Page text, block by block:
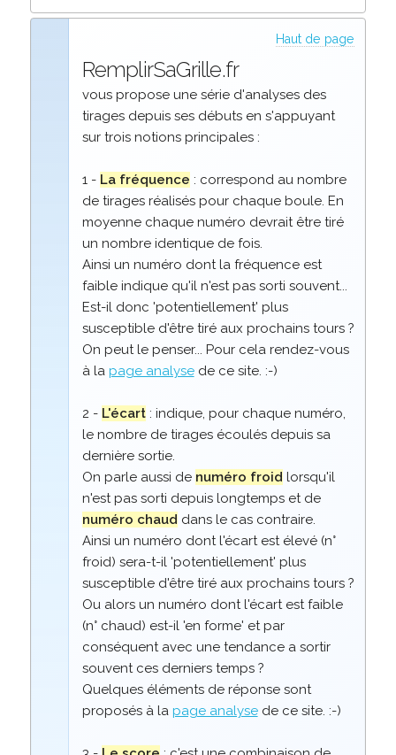
Haut de page
RemplirSaGrille.fr
vous propose une série d'analyses des
tirages depuis ses débuts en s'appuyant
sur trois notions principales :
1 - La fréquence : correspond au nombre
de tirages réalisés pour chaque boule. En
moyenne chaque numéro devrait être tiré
un nombre identique de fois.
Ainsi un numéro dont la fréquence est
faible indique qu'il n'est pas sorti souvent...
Est-il donc 'potentiellement' plus
susceptible d'être tiré aux prochains tours ?
On peut le penser... Pour cela rendez-vous
à la page analysede ce site. :-)
2 - L'écart: indique, pour chaque numéro,
le nombre de tirages écoulés depuis sa
dernière sortie.
On parle aussi de numéro froid lorsqu'il
n'est pas sorti depuis longtemps et de
numéro chaud dans le cas contraire.
Ainsi un numéro dont l'écart est élevé (n°
froid) sera-t-il 'potentiellement' plus
susceptible d'être tiré aux prochains tours ?
Ou alors un numéro dont l'écart est faible
(n° chaud) est-il 'en forme' et par
conséquent avec une tendance a sortir
souvent ces derniers temps ?
Quelques éléments de réponse sont
proposés à la page analysede ce site. :-)